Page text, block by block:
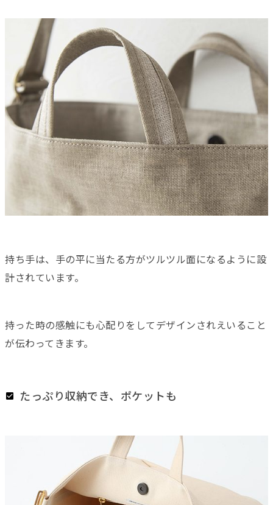
持ち手は、手の平に当たる方がツルツル面になるように設
計されています。
持った時の感触にも心配りをしてデザインされえいること
が伝わってきます。
たっぷり収納でき、ポケットも